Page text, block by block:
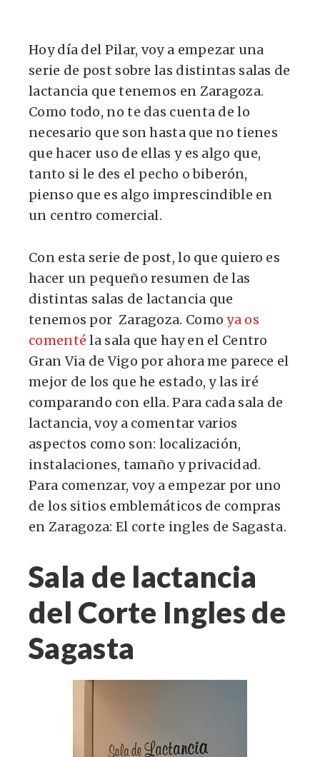
Hoy día del Pilar, voy a empezar una
serie de post sobre las distintas salas de
lactancia que tenemos en Zaragoza.
Como todo, no te das cuenta de lo
necesario que son hasta que no tienes
que hacer uso de ellas y es algo que,
tanto si le des el pecho o biberón,
pienso que es algo imprescindible en
un centro comercial.
Con esta serie de post, lo que quiero es
hacer un pequeño resumen de las
distintas salas de lactancia que
tenemos por Zaragoza. Comoya os
comenté la sala que hay en el Centro
Gran Via de Vigo por ahora me parece el
mejor de los que he estado, y las iré
comparando con ella. Para cada sala de
lactancia, voy a comentar varios
aspectos como son: localización,
instalaciones, tamaño y privacidad.
Para comenzar, voy a empezar por uno
de los sitios emblemáticos de compras
en Zaragoza: El corte ingles de Sagasta.
Sala de lactancia
del Corte Ingles de
Sagasta